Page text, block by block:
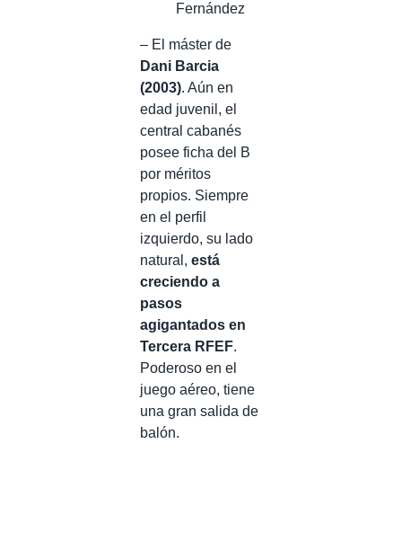
Fernández
– El máster de
Dani Barcia
(2003). Aún en
edad juvenil, el
central cabanés
posee ficha del B
por méritos
propios. Siempre
en el perfil
izquierdo, su lado
natural, está
creciendo a
pasos
agigantados en
Tercera RFEF.
Poderoso en el
juego aéreo, tiene
una gran salida de
balón.